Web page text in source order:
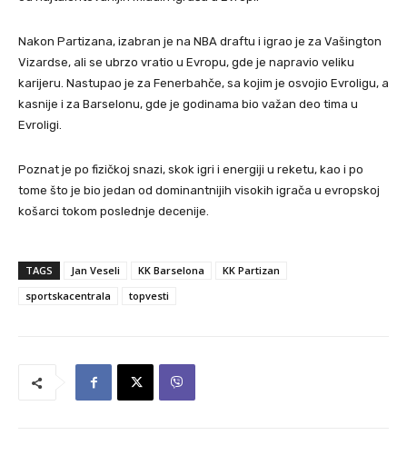
Nakon Partizana, izabran je na NBA draftu i igrao je za Vašington
Vizardse, ali se ubrzo vratio u Evropu, gde je napravio veliku
karijeru. Nastupao je za Fenerbahče, sa kojim je osvojio Evroligu, a
kasnije i za Barselonu, gde je godinama bio važan deo tima u
Evroligi.
Poznat je po fizičkoj snazi, skok igri i energiji u reketu, kao i po
tome što je bio jedan od dominantnijih visokih igrača u evropskoj
košarci tokom poslednje decenije.
TAGS Jan Veseli KK Barselona
KK Partizan
sportskacentrala
topvesti